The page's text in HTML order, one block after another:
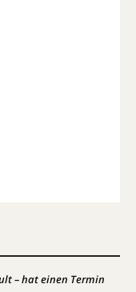
– hat einen Termin